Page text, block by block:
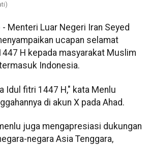
- Menteri Luar Negeri Iran Seyed
ucapan selamat
H kepada masyarakat Muslim
Indonesia.
Idul fitri 1447 H," kata Menlu
di akun X pada Ahad.
juga mengapresiasi dukungan
negara Asia Tenggara,